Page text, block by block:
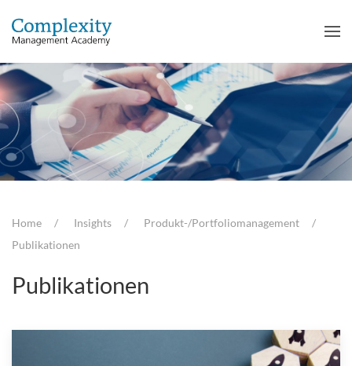
Home Insights
Produkt-/Portfoliomanagement
Publikationen
Publikationen